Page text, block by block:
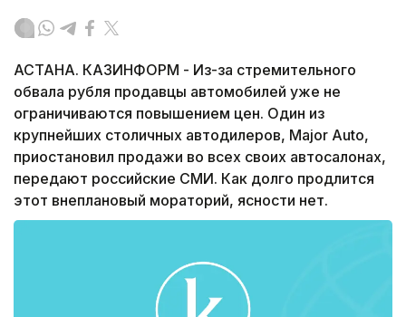
АСТАНА. КАЗИНФОРМ - Из-за стремительного
обвала рубля продавцы автомобилей уже не
ограничиваются повышением цен. Один из
крупнейших столичных автодилеров, Major Auto,
приостановил продажи во всех своих автосалонах,
передают российские СМИ. Как долго продлится
этот внеплановый мораторий, ясности нет.